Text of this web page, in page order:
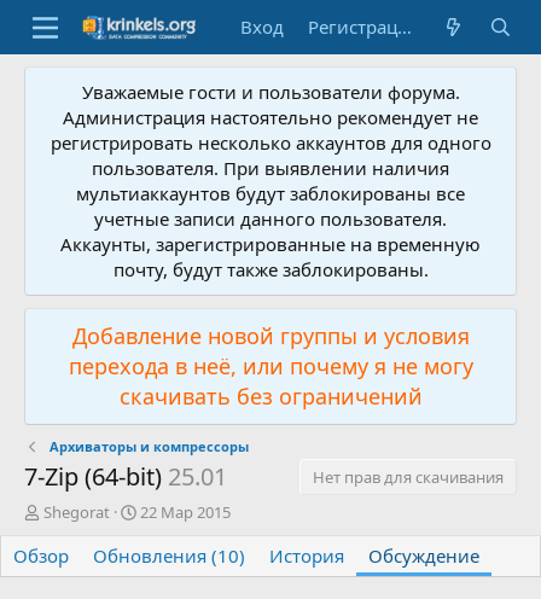
Вход Регистрация
Уважаемые гости и пользователи форума.
Администрация настоятельно рекомендует не
регистрировать несколько аккаунтов для одного
пользователя. При выявлении наличия
мультиаккаунтов будут заблокированы все
учетные записи данного пользователя.
Аккаунты, зарегистрированные на временную
почту, будут также заблокированы.
Добавление новой группы и условия
перехода в неё, или почему я не могу
скачивать без ограничений
Архиваторы и компрессоры
7-Zip (64-bit) 25.01
Нет прав для скачивания
А
т
о
Shegorat
Д
т
а
22 Мар 2015
Обзор Обновления (10) История Обсуждение